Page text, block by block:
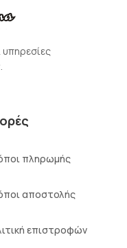
υπηρεσίες
πληρωμής
αποστολής
επιστροφών